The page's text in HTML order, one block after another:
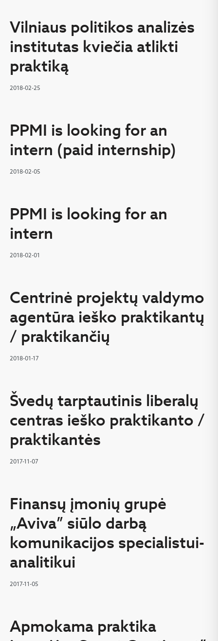
Vilniaus politikos analizės
institutas kviečia atlikti
praktiką
2018-02-25
PPMI is looking for an
intern (paid internship)
2018-02-05
PPMI is looking for an
intern
2018-02-01
Centrinė projektų valdymo
agentūra ieško praktikantų
/ praktikančių
2018-01-17
Švedų tarptautinis liberalų
centras ieško praktikanto /
praktikantės
2017-11-07
Finansų įmonių grupė
„Aviva” siūlo darbą
komunikacijos specialistui-
analitikui
2017-11-05
Apmokama praktika